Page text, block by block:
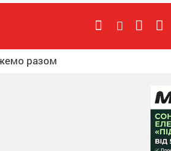
разом